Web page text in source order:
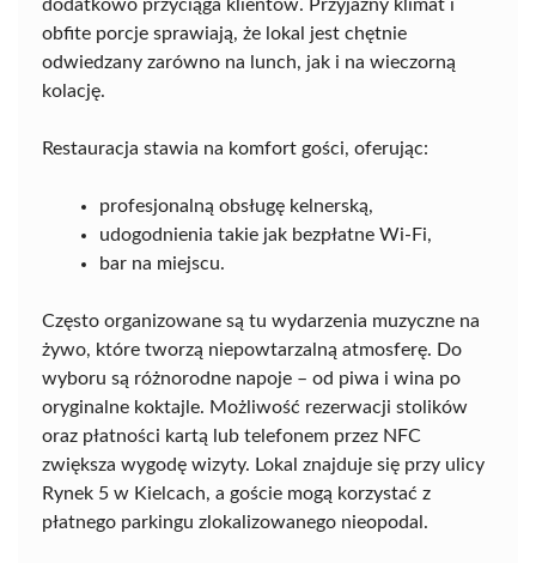
dodatkowo przyciąga klientów. Przyjazny klimat i
obfite porcje sprawiają, że lokal jest chętnie
odwiedzany zarówno na lunch, jak i na wieczorną
kolację.
Restauracja stawia na komfort gości, oferując:
profesjonalną obsługę kelnerską,
udogodnienia takie jak bezpłatne Wi-Fi,
bar na miejscu.
Często organizowane są tu wydarzenia muzyczne na
żywo, które tworzą niepowtarzalną atmosferę. Do
wyboru są różnorodne napoje – od piwa i wina po
oryginalne koktajle. Możliwość rezerwacji stolików
oraz płatności kartą lub telefonem przez NFC
zwiększa wygodę wizyty. Lokal znajduje się przy ulicy
Rynek 5 w Kielcach, a goście mogą korzystać z
płatnego parkingu zlokalizowanego nieopodal.